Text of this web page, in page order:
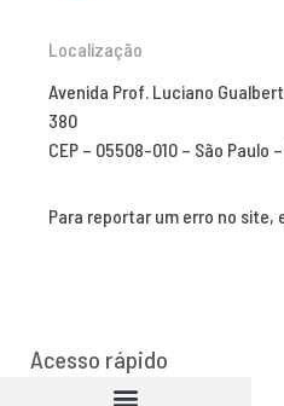
Localização
Avenida Prof. Luciano
380
CEP – 05508-010 – São Paulo
Para reportar um erro no
Acesso rápido